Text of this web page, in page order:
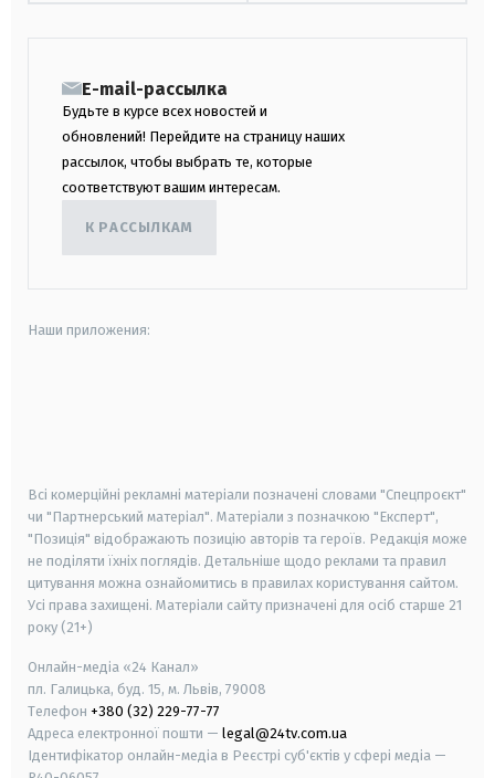
E-mail-рассылка
Будьте в курсе всех новостей и
обновлений! Перейдите на страницу наших
рассылок, чтобы выбрать те, которые
соответствуют вашим интересам.
К РАССЫЛКАМ
Наши приложения:
Всі комерційні рекламні матеріали позначені словами "Спецпроєкт"
чи "Партнерський матеріал". Матеріали з позначкою "Експерт",
"Позиція" відображають позицію авторів та героїв. Редакція може
не поділяти їхніх поглядів. Детальніше щодо реклами та правил
цитування можна ознайомитись в правилах користування сайтом.
Усі права захищені. Матеріали сайту призначені для осіб старше 21
року (21+)
Онлайн-медіа «24 Канал»
пл. Галицька, буд. 15, м. Львів, 79008
Телефон +380 (32) 229-77-77
Адреса електронної пошти — legal@24tv.com.ua
Ідентифікатор онлайн-медіа в Реєстрі суб'єктів у сфері медіа —